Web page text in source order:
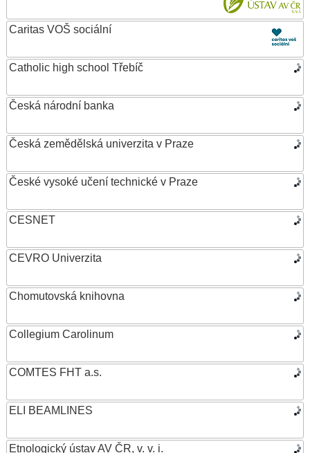
Caritas VOŠ sociální
Catholic high school Třebíč
Česká národní banka
Česká zemědělská univerzita v Praze
České vysoké učení technické v Praze
CESNET
CEVRO Univerzita
Chomutovská knihovna
Collegium Carolinum
COMTES FHT a.s.
ELI BEAMLINES
Etnologický ústav AV ČR, v. v. i.